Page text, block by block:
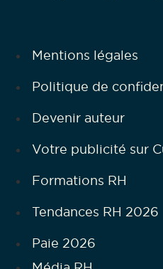
Mentions légales
Politique de
Devenir auteur
Votre publicité sur
Formations RH
Tendances RH 2026
Paie 2026